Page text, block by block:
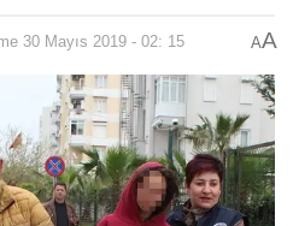
30 Mayıs 2019 - 02: 15 AA